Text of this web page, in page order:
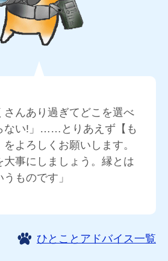
さんあり過ぎてどこを選べ
ない!」……とりあえず【も
よろしくお願いします。
大事にしましょう。縁とは
ものです」
ひとことアドバイス一覧